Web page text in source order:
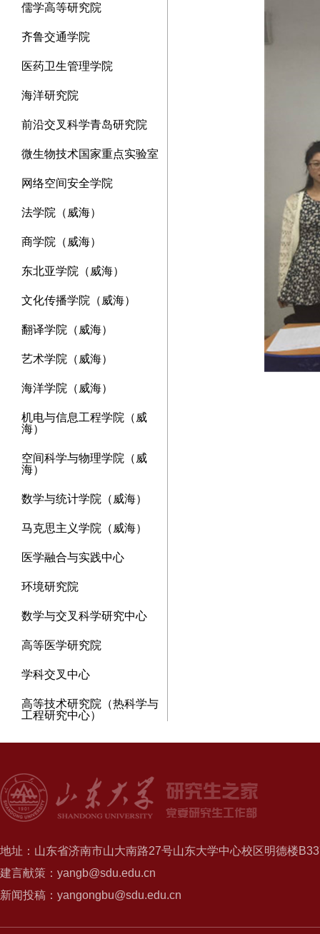
儒学高等研究院
齐鲁交通学院
医药卫生管理学院
海洋研究院
前沿交叉科学青岛研究院
微生物技术国家重点实验室
网络空间安全学院
法学院（威海）
商学院（威海）
东北亚学院（威海）
文化传播学院（威海）
翻译学院（威海）
艺术学院（威海）
海洋学院（威海）
机电与信息工程学院（威
海）
空间科学与物理学院（威
海）
数学与统计学院（威海）
马克思主义学院（威海）
医学融合与实践中心
环境研究院
数学与交叉科学研究中心
高等医学研究院
学科交叉中心
高等技术研究院（热科学与
工程研究中心）
地址：山东省济南市山大南路27号山东大学中心校区明德楼
建言献策：yangb@sdu.edu.cn
新闻投稿：yangongbu@sdu.edu.cn